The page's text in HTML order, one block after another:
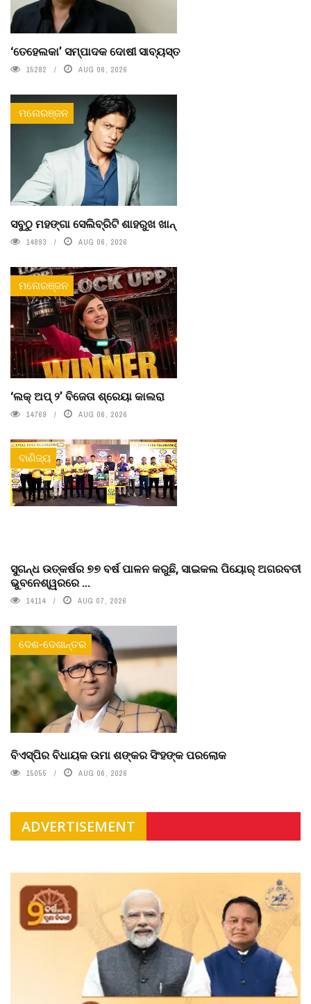
‘ତେହେଲକା’ ସମ୍ପାଦକ ଦୋଷୀ ସାବ୍ୟସ୍ତ
15282 AUG 06, 2026
ମନୋରଞ୍ଜନ
ସବୁଠୁ ମହଙ୍ଗା ସେଲିବ୍ରିଟି ଶାହରୁଖ ଖାନ୍
14893 AUG 06, 2026
ମନୋରଞ୍ଜନ
‘ଲକ୍ ଅପ୍ ୨’ ବିଜେତା ଶ୍ରେୟା କାଲରା
14769 AUG 06, 2026
ବାଣିଜ୍ୟ
ସୁଗନ୍ଧ ଉତ୍କର୍ଷର ୭୭ ବର୍ଷ ପାଳନ କରୁଛି, ସାଇକଲ ପିୟୋର୍‌ ଅଗରବତୀ
ଭୁବନେଶ୍ୱରରେ ...
14114 AUG 07, 2026
ଦେଶ-ଦେଶାନ୍ତର
ବିଏସ୍‌ପିର ବିଧାୟକ ଉମା ଶଙ୍କର ସିଂହଙ୍କ ପରଲୋକ
15055 AUG 06, 2026
ADVERTISEMENT